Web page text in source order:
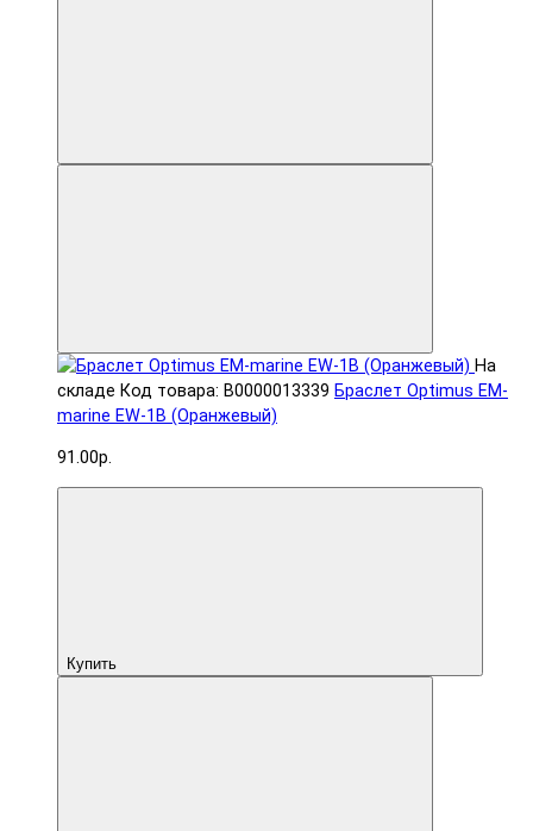
На
складе Код товара: В0000013339 Браслет Optimus EM-
marine EW-1B (Оранжевый)
91.00р.
Купить